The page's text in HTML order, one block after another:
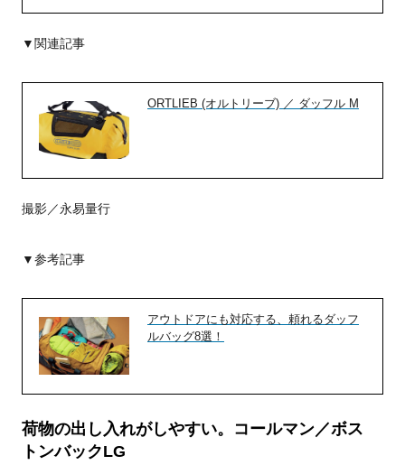
▼関連記事
ORTLIEB (オルトリーブ) ／ ダッフル M
撮影／永易量行
▼参考記事
アウトドアにも対応する、頼れるダッフ
ルバッグ8選！
荷物の出し入れがしやすい。コールマン／ボス
トンバックLG